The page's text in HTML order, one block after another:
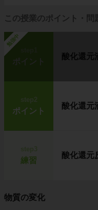
この授業のポイント・問
勉強中
ポイント
酸化還元
step2
ポイント
酸化還元
練習
酸化還元
物質の変化